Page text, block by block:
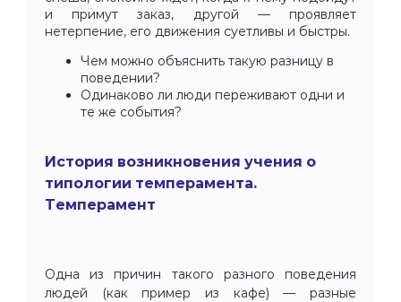
и примут заказ, другой — проявляет
нетерпение, его движения суетливы и быстры.
Чем можно объяснить такую разницу в
поведении?
Одинаково ли люди переживают одни и
те же события?
История возникновения учения о
типологии темперамента.
Темперамент
Одна из причин такого разного поведения
людей (как пример из кафе) — разные